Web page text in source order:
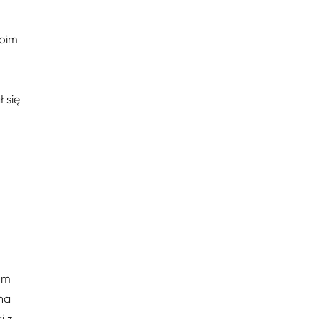
się